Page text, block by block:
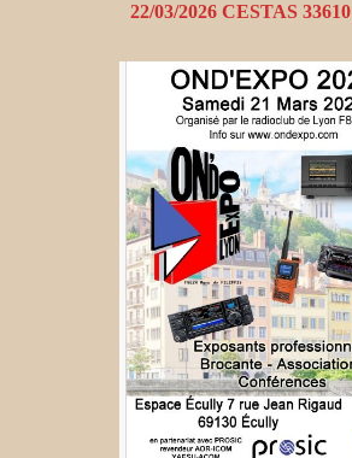
22/03/2026 CESTAS 33610